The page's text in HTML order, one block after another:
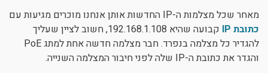
מאחר שכל מצלמות ה-IP החדשות אותן אנחנו מוכרים מגיעות עם
כתובת IP
קבועה שהיא 192.168.1.108, חשוב לציין שעליך
להגדיר כל מצלמה בנפרד. חבר מצלמה חדשה אחת למתג PoE
והגדר את כתובת ה-IP שלה לפני חיבור המצלמה השנייה.